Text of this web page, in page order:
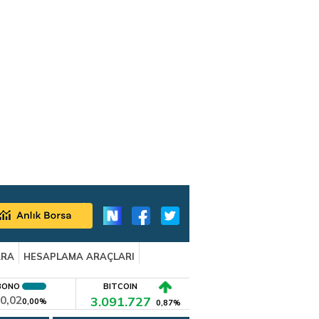
HESAPLAMA ARAÇLARI
0,00%
BITCOIN
3.091.727 0,87%